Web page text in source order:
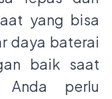
yang bisa
daya baterai
baik saat
Anda perlu